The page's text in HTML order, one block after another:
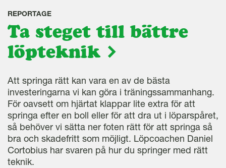
REPORTAGE
Ta steget till bättre
löpteknik
Att springa rätt kan vara en av de bästa
investeringarna vi kan göra i träningssammanhang.
För oavsett om hjärtat klappar lite extra för att
springa efter en boll eller för att dra ut i löparspåret,
så behöver vi sätta ner foten rätt för att springa så
bra och skadefritt som möjligt. Löpcoachen Daniel
Cortobius har svaren på hur du springer med rätt
teknik.